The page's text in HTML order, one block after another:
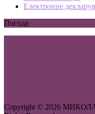
Електронне
Погода
Copyright © 2026